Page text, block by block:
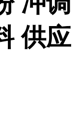
供应